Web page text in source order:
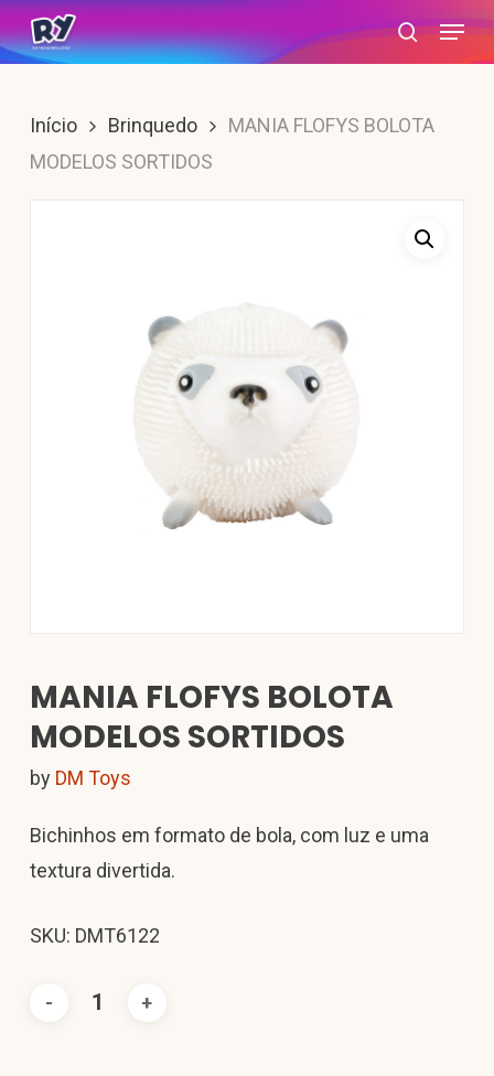
Skip
to
content
search
Menu
Início Brinquedo
MANIA FLOFYS BOLOTA
MODELOS SORTIDOS
MANIA FLOFYS BOLOTA
MODELOS SORTIDOS
by DM Toys
Bichinhos em formato de bola, com luz e uma
textura divertida.
SKU: DMT6122